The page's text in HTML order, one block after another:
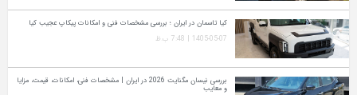
کیا تاسمان در ایران ؛ بررسی مشخصات فنی و امکانات پیکاپ عجیب کیا
1405-05-07 | 7:48 ب.ظ
بررسی نیسان مگنایت 2026 در ایران | مشخصات فنی، امکانات، قیمت، مزایا
و معایب